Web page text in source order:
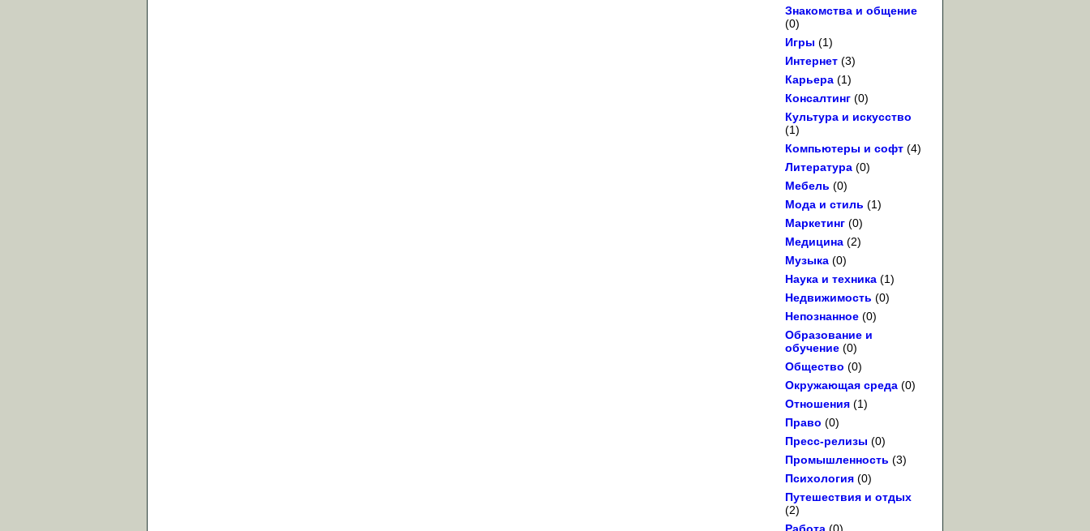
Знакомства и общение
(0)
Игры (1)
Интернет (3)
Карьера (1)
Консалтинг (0)
Культура и искусство
(1)
Компьютеры и софт (4)
Литература (0)
Мебель (0)
Мода и стиль (1)
Маркетинг (0)
Медицина (2)
Музыка (0)
Наука и техника (1)
Недвижимость (0)
Непознанное (0)
Образование и
обучение (0)
Общество (0)
Окружающая среда (0)
Отношения (1)
Право (0)
Пресс-релизы (0)
Промышленность (3)
Психология (0)
Путешествия и отдых
(2)